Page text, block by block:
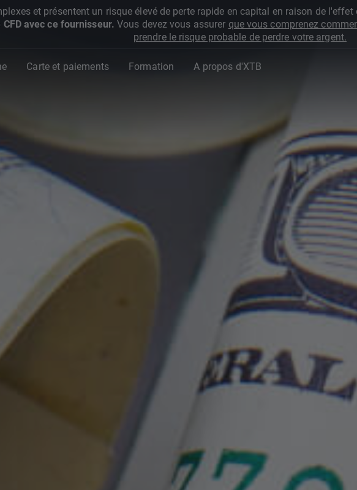
et présentent un risque élevé de perte rapide en capital en raison de l'effet
avec ce fournisseur. Vous devez vous assurer que vous comprenez
prendre le risque probable de perdre votre argent.
Carte et paiements Formation A propos d'XTB